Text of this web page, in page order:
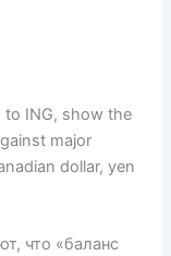
to ING, show the
major
dollar, yen
что «баланс